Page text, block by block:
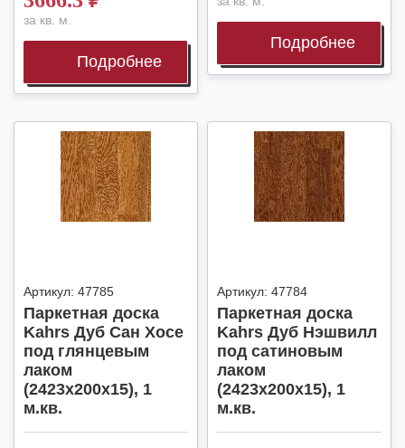
за кв. м.
Подробнее
Подробнее
Артикул: 47785
Паркетная доска
Kahrs Дуб Сан Хосе
под глянцевым
лаком
(2423х200х15), 1
м.кв.
Артикул: 47784
Паркетная доска
Kahrs Дуб Нэшвилл
под сатиновым
лаком
(2423х200х15), 1
м.кв.